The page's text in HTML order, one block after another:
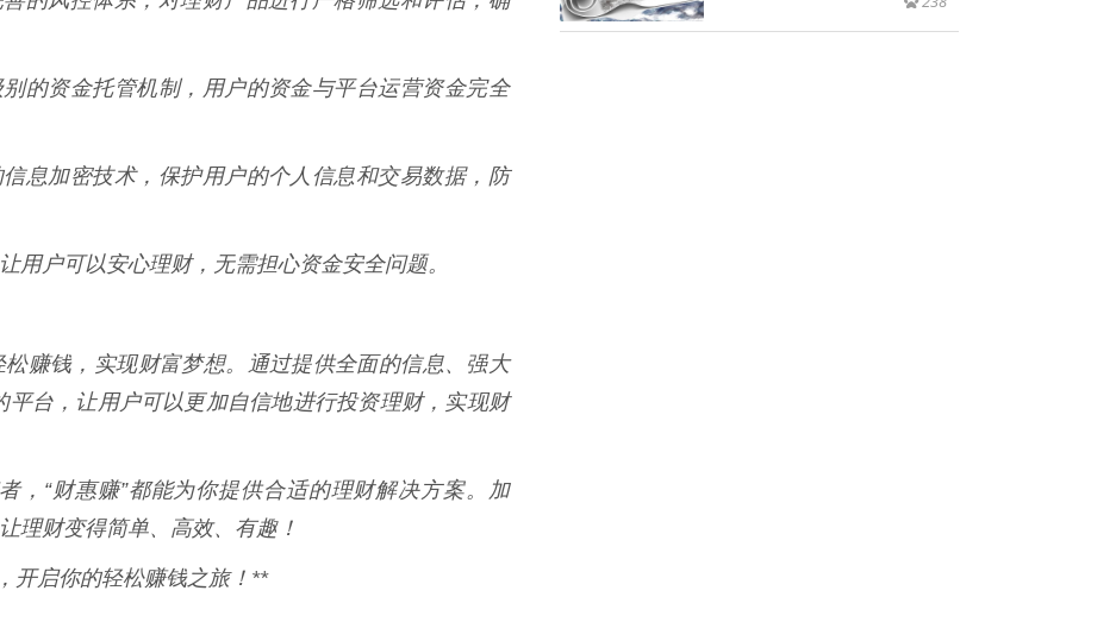
的资金托管机制，用户的资金与平台运营资金完全
息加密技术，保护用户的个人信息和交易数据，防
用户可以安心理财，无需担心资金安全问题。
松赚钱，实现财富梦想。通过提供全面的信息、强大
台，让用户可以更加自信地进行投资理财，实现财
，“财惠赚”都能为你提供合适的理财解决方案。加
理财变得简单、高效、有趣！
开启你的轻松赚钱之旅！**